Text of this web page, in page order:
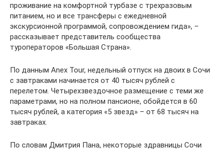
проживание на комфортной турбазе с трехразовым
питанием, но и все трансферы с ежедневной
экскурсионной программой, сопровождением гида», –
рассказывает представитель сообщества
туроператоров «Большая Страна».
По данным Anex Tour, недельный отпуск на двоих в Сочи
с завтраками начинается от 40 тысяч рублей с
перелетом. Четырехзвездочное размещение с теми же
параметрами, но на полном пансионе, обойдется в 60
тысяч рублей, а категория «5 звезд» – от 68 тысяч на
завтраках.
По словам Дмитрия Пана, некоторые здравницы Сочи